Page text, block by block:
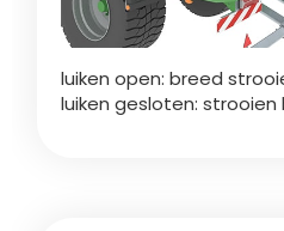
Česká
luiken open: breed
luiken gesloten: